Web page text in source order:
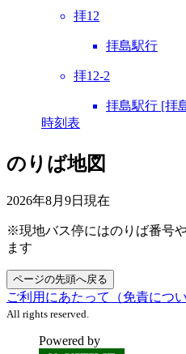
拝12
拝島駅行
拝12-2
拝島駅行 [拝
時刻表
のりば地図
2026年8月9日 現在
※現地バス停にはのりば番号
ます
ページの先頭へ戻る
ご利用にあたって（免責につい
All rights reserved.
Powered by